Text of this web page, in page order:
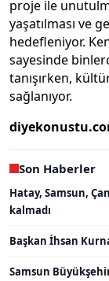
proje ile
yaşatılması ve
hedefleniyor.
sayesinde
tanışırken,
sağlanıyor.
Son Haberler
Hatay, Samsun,
kalmadı
Başkan İhsan
Samsun